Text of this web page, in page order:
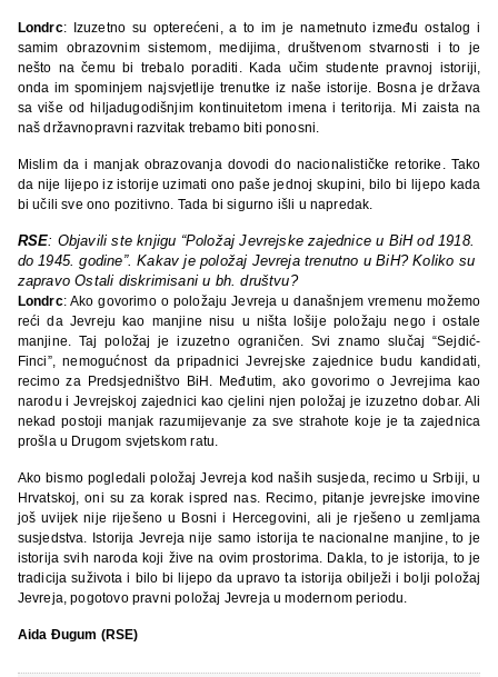
Londrc: Izuzetno su opterećeni, a to im je nametnuto između ostalog i
samim obrazovnim sistemom, medijima, društvenom stvarnosti i to je
nešto na čemu bi trebalo poraditi. Kada učim studente pravnoj istoriji,
onda im spominjem najsvjetlije trenutke iz naše istorije. Bosna je država
sa više od hiljadugodišnjim kontinuitetom imena i teritorija. Mi zaista na
naš državnopravni razvitak trebamo biti ponosni.
Mislim da i manjak obrazovanja dovodi do nacionalističke retorike. Tako
da nije lijepo iz istorije uzimati ono paše jednoj skupini, bilo bi lijepo kada
bi učili sve ono pozitivno. Tada bi sigurno išli u napredak.
RSE: Objavili ste knjigu “Položaj Jevrejske zajednice u BiH od 1918.
do 1945. godine”. Kakav je položaj Jevreja trenutno u BiH? Koliko su
zapravo Ostali diskrimisani u bh. društvu?
Londrc: Ako govorimo o položaju Jevreja u današnjem vremenu možemo
reći da Jevreju kao manjine nisu u ništa lošije položaju nego i ostale
manjine. Taj položaj je izuzetno ograničen. Svi znamo slučaj “Sejdić-
Finci”, nemogućnost da pripadnici Jevrejske zajednice budu kandidati,
recimo za Predsjedništvo BiH. Međutim, ako govorimo o Jevrejima kao
narodu i Jevrejskoj zajednici kao cjelini njen položaj je izuzetno dobar. Ali
nekad postoji manjak razumijevanje za sve strahote koje je ta zajednica
prošla u Drugom svjetskom ratu.
Ako bismo pogledali položaj Jevreja kod naših susjeda, recimo u Srbiji, u
Hrvatskoj, oni su za korak ispred nas. Recimo, pitanje jevrejske imovine
još uvijek nije riješeno u Bosni i Hercegovini, ali je rješeno u zemljama
susjedstva. Istorija Jevreja nije samo istorija te nacionalne manjine, to je
istorija svih naroda koji žive na ovim prostorima. Dakla, to je istorija, to je
tradicija suživota i bilo bi lijepo da upravo ta istorija obilježi i bolji položaj
Jevreja, pogotovo pravni položaj Jevreja u modernom periodu.
Aida Đugum (RSE)